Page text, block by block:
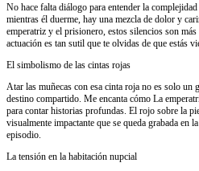
No hace falta diálogo para entender la
mientras él duerme, hay una mezcla de dolor y
emperatriz y el prisionero, estos silencios son
actuación es tan sutil que te olvidas de que estás
El simbolismo de las cintas rojas
Atar las muñecas con esa cinta roja no es solo un
destino compartido. Me encanta cómo La
para contar historias profundas. El rojo sobre la
visualmente impactante que se queda grabada en
episodio.
La tensión en la habitación nupcial